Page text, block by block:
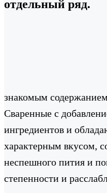
отдельный ряд.
знакомым
Сваренные с
ингредиентов и
характерным вкусом,
неспешного пития и
степенности и